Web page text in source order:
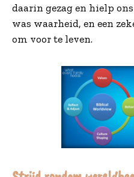
daarin gezag en hielp
was waarheid, en een
om voor te leven.